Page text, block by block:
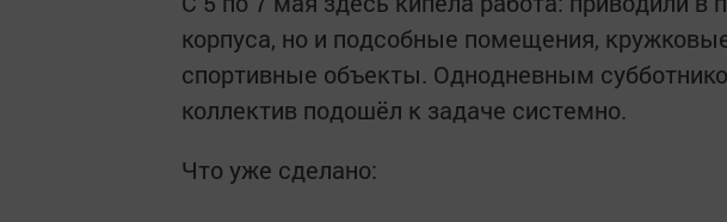
корпуса, но и подсобные помещения,
спортивные объекты. Однодневным
коллектив подошёл к задаче системно.
Что уже сделано: